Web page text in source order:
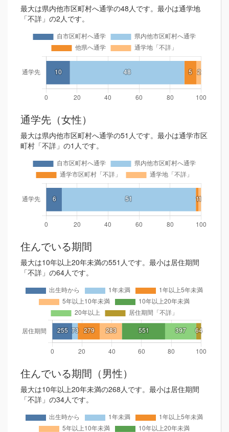
最大は県内他市区町村へ通学の48人です。最小は通学地
「不詳」の2人です。
通学先（女性）
最大は県内他市区町村へ通学の51人です。最小は通学市区
町村「不詳」の1人です。
住んでいる期間
最大は10年以上20年未満の551人です。最小は居住期間
「不詳」の64人です。
住んでいる期間（男性）
最大は10年以上20年未満の268人です。最小は居住期間
「不詳」の34人です。